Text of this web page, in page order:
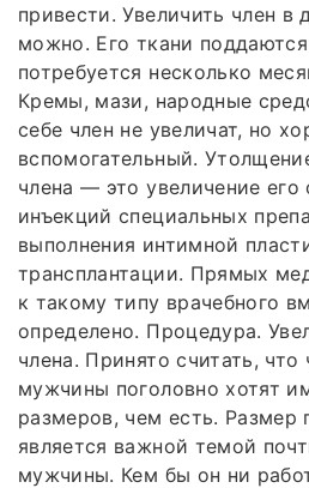
привести. Увеличить член в
можно. Его ткани
потребуется несколько
Кремы, мази, народные
себе член не увеличат, но
вспомогательный.
члена — это увеличение его
инъекций специальных
выполнения интимной
трансплантации. Прямых
к такому типу врачебного
определено. Процедура.
члена. Принято считать, что
мужчины поголовно хотят
размеров, чем есть. Размер
является важной темой
мужчины. Кем бы он ни